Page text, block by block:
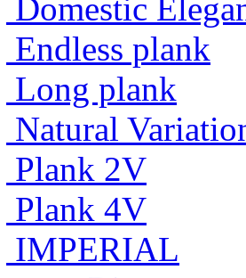
Domestic
Endless plank
Long plank
Natural
Plank 2V
Plank 4V
IMPERIAL